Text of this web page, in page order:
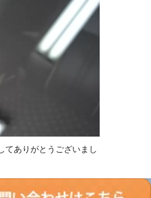
てありがとうございまし